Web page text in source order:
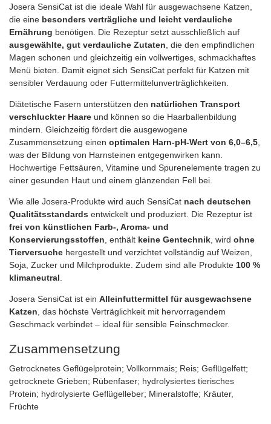
Josera SensiCat ist die ideale Wahl für ausgewachsene Katzen,
die eine besonders verträgliche und leicht verdauliche
Ernährung benötigen. Die Rezeptur setzt ausschließlich auf
ausgewählte, gut verdauliche Zutaten , die den empfindlichen
Magen schonen und gleichzeitig ein vollwertiges, schmackhaftes
Menü bieten. Damit eignet sich SensiCat perfekt für Katzen mit
sensibler Verdauung oder Futtermittelunverträglichkeiten.
Diätetische Fasern unterstützen den natürlichen Transport
verschluckter Haare und können so die Haarballenbildung
mindern. Gleichzeitig fördert die ausgewogene
Zusammensetzung einen optimalen Harn‑pH‑Wert von 6,0–6,5
was der Bildung von Harnsteinen entgegenwirken kann.
Hochwertige Fettsäuren, Vitamine und Spurenelemente tragen zu
einer gesunden Haut und einem glänzenden Fell bei.
Wie alle Josera‑Produkte wird auch SensiCat nach deutschen
Qualitätsstandards entwickelt und produziert. Die Rezeptur ist
frei von künstlichen Farb‑, Aroma‑ und
Konservierungsstoffen , enthält keine Gentechnik , wird ohne
Tierversuche hergestellt und verzichtet vollständig auf Weizen,
Soja, Zucker und Milchprodukte. Zudem sind alle Produkte 100 %
klimaneutral
Josera SensiCat ist ein Alleinfuttermittel für ausgewachsene
Katzen , das höchste Verträglichkeit mit hervorragendem
Geschmack verbindet – ideal für sensible Feinschmecker.
Zusammensetzung
Getrocknetes Geflügelprotein; Vollkornmais; Reis; Geflügelfett;
getrocknete Grieben; Rübenfaser; hydrolysiertes tierisches
Protein; hydrolysierte Geflügelleber; Mineralstoffe; Kräuter,
Früchte